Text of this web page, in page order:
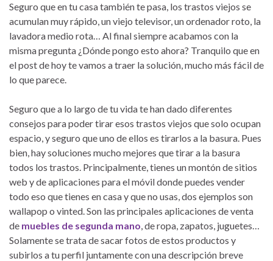
Seguro que en tu casa también te pasa, los trastos viejos se
acumulan muy rápido, un viejo televisor, un ordenador roto, la
lavadora medio rota… Al final siempre acabamos con la
misma pregunta ¿Dónde pongo esto ahora? Tranquilo que en
el post de hoy te vamos a traer la solución, mucho más fácil de
lo que parece.
Seguro que a lo largo de tu vida te han dado diferentes
consejos para poder tirar esos trastos viejos que solo ocupan
espacio, y seguro que uno de ellos es tirarlos a la basura. Pues
bien, hay soluciones mucho mejores que tirar a la basura
todos los trastos. Principalmente, tienes un montón de sitios
web y de aplicaciones para el móvil donde puedes vender
todo eso que tienes en casa y que no usas, dos ejemplos son
wallapop o vinted. Son las principales aplicaciones de venta
de muebles de segunda mano, de ropa, zapatos, juguetes…
Solamente se trata de sacar fotos de estos productos y
subirlos a tu perfil juntamente con una descripción breve